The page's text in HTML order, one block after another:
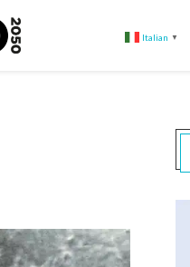
Italian ▼